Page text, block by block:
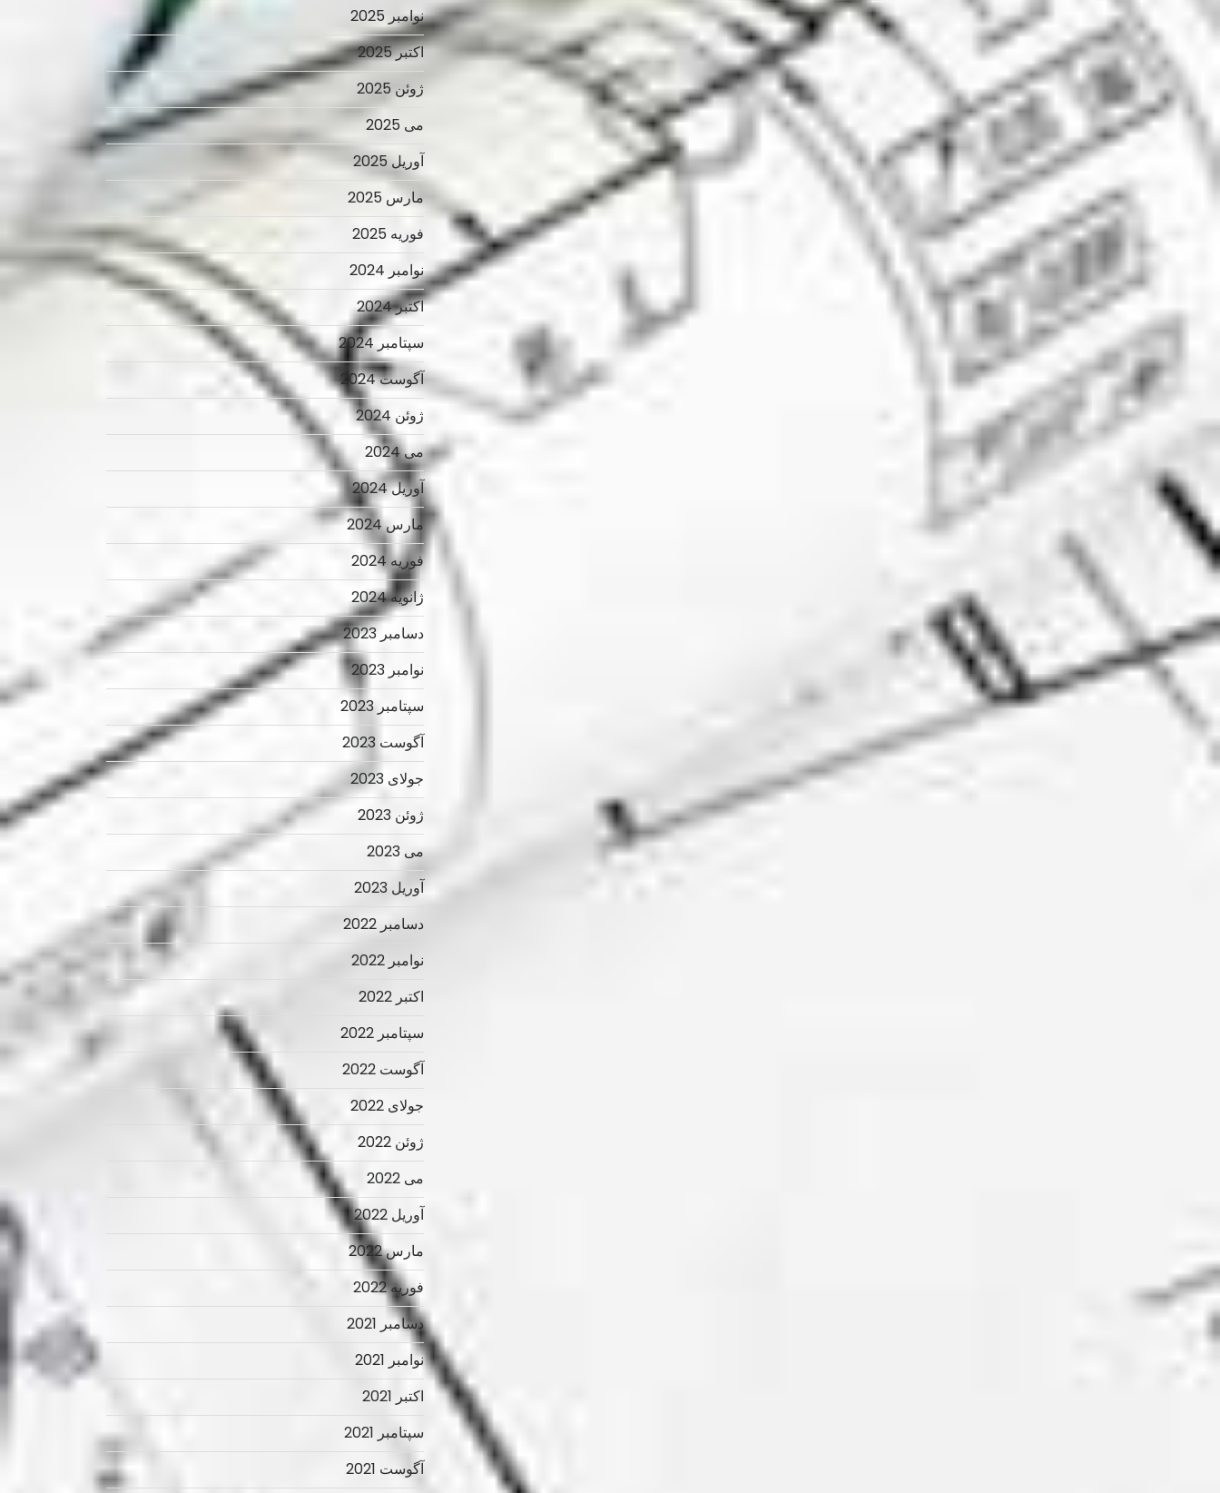
نوامبر 2025
اکتبر 2025
ژوئن 2025
می 2025
آوریل 2025
مارس 2025
فوریه 2025
نوامبر 2024
اکتبر 2024
سپتامبر 2024
آگوست 2024
ژوئن 2024
می 2024
آوریل 2024
مارس 2024
فوریه 2024
ژانویه 2024
دسامبر 2023
نوامبر 2023
سپتامبر 2023
آگوست 2023
جولای 2023
ژوئن 2023
می 2023
آوریل 2023
دسامبر 2022
نوامبر 2022
اکتبر 2022
سپتامبر 2022
آگوست 2022
جولای 2022
ژوئن 2022
می 2022
آوریل 2022
مارس 2022
فوریه 2022
دسامبر 2021
نوامبر 2021
اکتبر 2021
سپتامبر 2021
آگوست 2021